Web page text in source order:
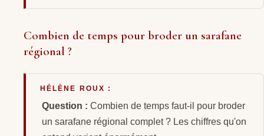
Combien de temps pour broder un sarafane
régional ?
HÉLÈNE ROUX :
Question : Combien de temps faut-il pour broder
un sarafane régional complet ? Les chiffres qu'on